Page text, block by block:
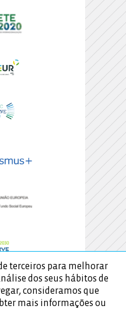
terceiros para melhorar
dos seus hábitos de
consideramos que
mais informações ou